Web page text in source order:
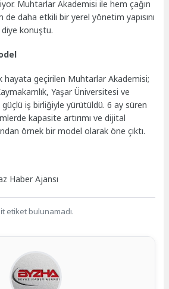
Muhtarlar Akademisi ile hem çağın
daha etkili bir yerel yönetim yapısını
konuştu.
hayata geçirilen Muhtarlar Akademisi;
Yaşar Üniversitesi ve
iş birliğiyle yürütüldü. 6 ay süren
kapasite artırımı ve dijital
örnek bir model olarak öne çıktı.
Haber Ajansı
etiket bulunamadı.